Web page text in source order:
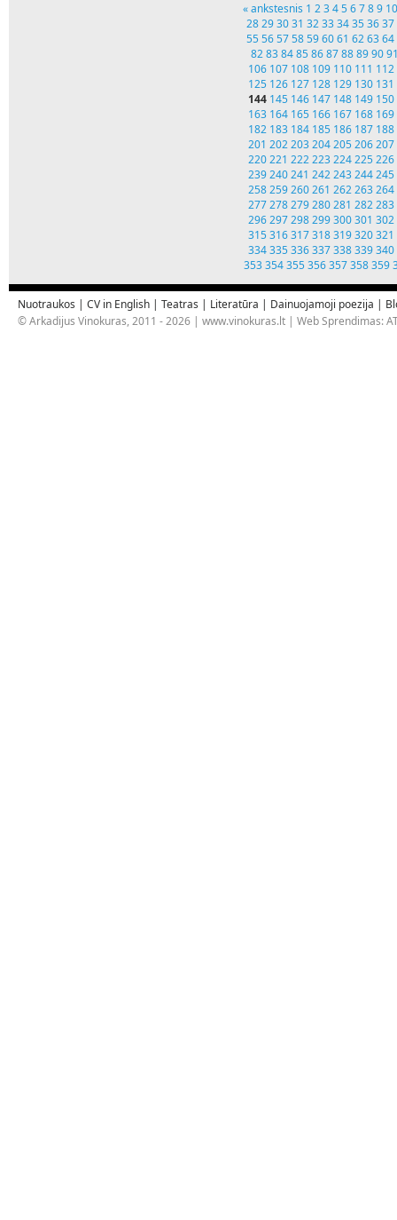
« ankstesnis 1 23456789 10
28293031 323334353637
55565758596061 626364
82 83 84 85 86 87 88 89 90
106 107 108 109 110 111 112
125 126 127 128 129 130 131
144 145 146 147 148 149 150
163 164 165 166 167 168 169
182 183 184 185 186 187 188
201 202 203 204 205 206 207
220 221 222 223 224 225 226
239 240 241 242 243 244 245
258 259 260 261 262 263 264
277 278 279 280 281 282 283
296 297 298 299 300 301 302
315 316 317 318 319 320 321
334 335 336 337 338 339 340
353 354 355 356 357 358 359
Nuotraukos | CV in English | Teatras | Literatūra | Dainuojamoji poezija |
© Arkadijus Vinokuras, 2011 - 2026 | www.vinokuras.lt | Web Sprendimas: